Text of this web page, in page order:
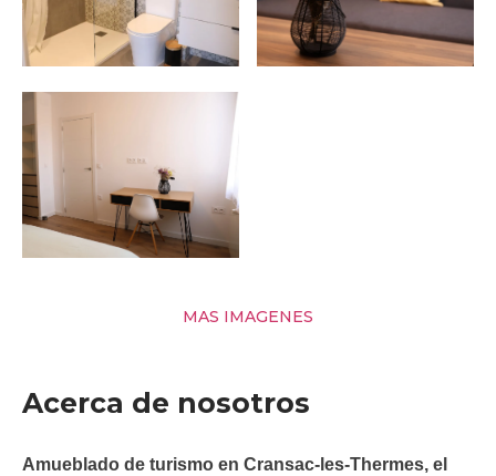
MAS IMAGENES
Acerca de nosotros
Amueblado de turismo en Cransac-les-Thermes, el